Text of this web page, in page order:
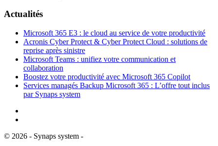
Actualités
Microsoft 365 E3 : le cloud au service de votre productivité
Acronis Cyber Protect & Cyber Protect Cloud : solutions de
reprise après sinistre
Microsoft Teams : unifiez votre communication et
collaboration
Boostez votre productivité avec Microsoft 365 Copilot
Services managés Backup Microsoft 365 : L’offre tout inclus
par Synaps system
© 2026 - Synaps system -